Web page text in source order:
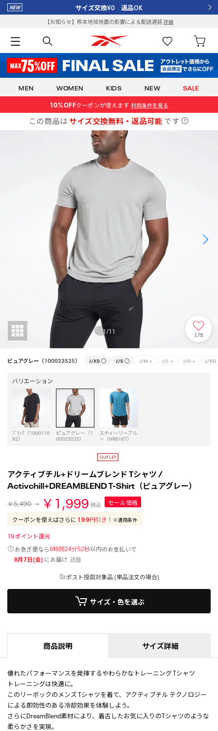
サイズ交換¥0 返品OK
【お知らせ】熊本地域地震の影響による配送遅延詳細
MEN WOMEN KIDS NEW SALE
10% OFFクーポンが使えます 利用条件を見る
この商品は サイズ交換無料・返品可能 です
1/11 178
ピュアグレー（100023525） J/XS ○ J/S ○ J/M × J/L × J/O × J/XO
バリエーション
ﾌﾞﾗｯｸ（1000110
92）
ピュアグレー（1
00023525）
スティーリーブル
ー（HR6167）
アクティブチル+ドリームブレンド Tシャツ /
Activchill+DREAMBLEND T-Shirt（ピュアグレー）
￥5,490 ￥1,999 税込
セール価格
クーポンを使えばさらに 199円引き！ ※適用条件
19ポイント還元
お急ぎ便なら6時間24分52秒以内のお支払いで
8月7日(金) にお届け 詳細
ポスト投函対象品 (単品注文の場合)
サイズ・色を選ぶ
商品説明 サイズ詳細
優れたパフォーマンスを発揮するやわらかなトレーニング Tシャツ
トレーニングは快適に。
このリーボックのメンズ Tシャツを着て、アクティブチル テクノロジー
による即効性のある冷却効果を体験しよう。
さらにDreamBlend素材により、着古したお気に入りのTシャツのような
柔らかさを実現。